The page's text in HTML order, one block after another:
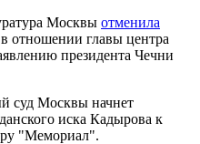
Москвы отменила
в отношении главы центра
президента Чечни
суд Москвы начнет
иска Кадырова к
"Мемориал".